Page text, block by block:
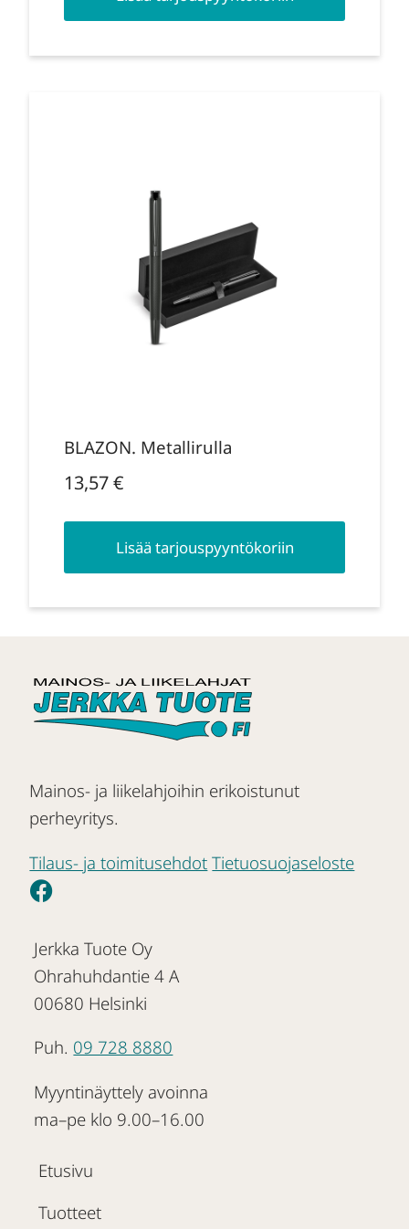
BLAZON. Metallirulla
13,57€
Lisää tarjouspyyntökoriin
Mainos- ja liikelahjoihin erikoistunut
perheyritys.
Tilaus- ja toimitusehdot Tietuosuojaseloste
Jerkka Tuote Oy
Ohrahuhdantie 4 A
00680 Helsinki
Puh. 09 728 8880
Myyntinäyttely avoinna
ma–pe klo 9.00–16.00
Etusivu
Tuotteet